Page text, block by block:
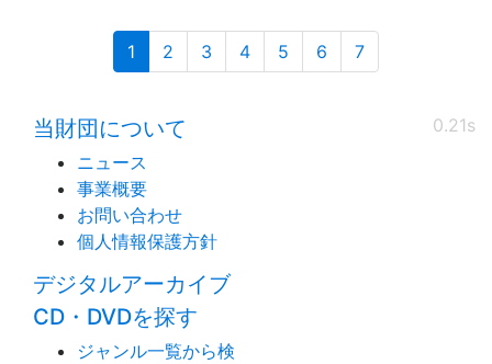
1 (current)
2 3 4 5 6 7
0.21s
当財団について
ニュース
事業概要
お問い合わせ
個人情報保護方針
デジタルアーカイブ
CD・DVDを探す
ジャンル一覧から検